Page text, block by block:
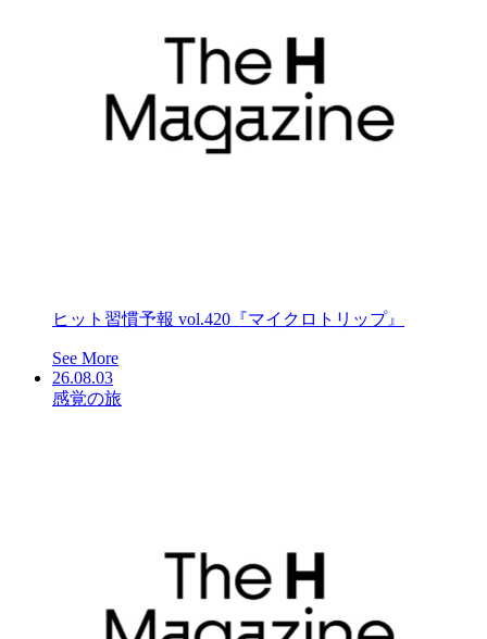
ヒット習慣予報 vol.420『マイクロトリップ』
See More
26.08.03
感覚の旅